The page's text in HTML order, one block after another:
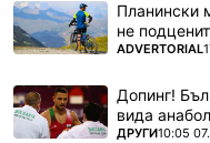
Планински
не
ПОВЕЧЕ ОТ
ADVERTORIAL
Допинг!
вида
ПОВЕЧЕ ОТ
ДРУГИ10:05